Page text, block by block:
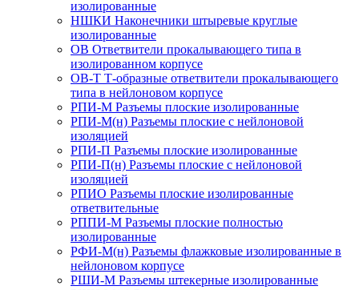
изолированные
НШКИ Наконечники штыревые круглые
изолированные
ОВ Ответвители прокалывающего типа в
изолированном корпусе
ОВ-Т Т-образные ответвители прокалывающего
типа в нейлоновом корпусе
РПИ-М Разъемы плоские изолированные
РПИ-М(н) Разъемы плоские с нейлоновой
изоляцией
РПИ-П Разъемы плоские изолированные
РПИ-П(н) Разъемы плоские с нейлоновой
изоляцией
РПИО Разъемы плоские изолированные
ответвительные
РППИ-М Разъемы плоские полностью
изолированные
РФИ-М(н) Разъемы флажковые изолированные в
нейлоновом корпусе
РШИ-М Разъемы штекерные изолированные